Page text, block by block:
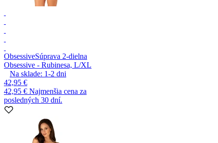
ObsessiveSúprava 2-dielna
Obsessive - Rubinesa, L/XL
Na sklade: 1-2 dni
42,95 €
42,95 € Najmenšia cena za
posledných 30 dní.